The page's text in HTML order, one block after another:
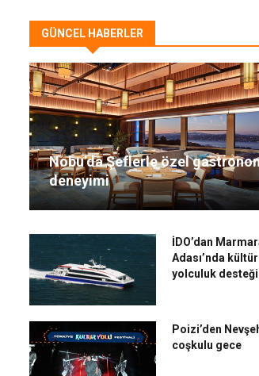
GÜNCEL HABERLER
Nobu’da Şeflerle özel
deneyimi
İDO’dan
Adası’nda
yolculuk desteği
Poizi’den
coşkulu gece